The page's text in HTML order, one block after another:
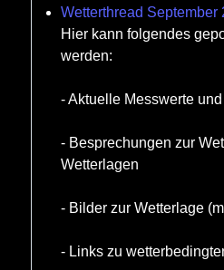
Wetterthread September
Hier kann folgendes
werden:
- Aktuelle Messwerte
- Besprechungen zur
Wetterlagen
- Bilder zur Wetterlage
- Links zu